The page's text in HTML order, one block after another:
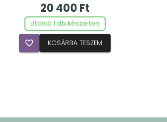
20 400 Ft
Utolsó 1 db készleten
favorite_border KOSÁRBA TESZEM